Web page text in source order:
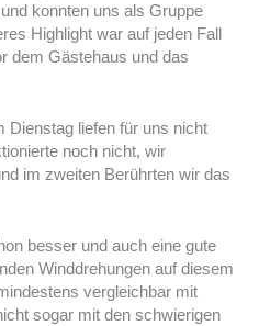
konnten uns als Gruppe
Highlight war auf jeden Fall
dem Gästehaus und das
Dienstag liefen für uns nicht
noch nicht, wir
im zweiten Berührten wir das
besser und auch eine gute
Winddrehungen auf diesem
vergleichbar mit
sogar mit den schwierigen